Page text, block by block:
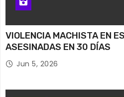
VIOLENCIA MACHISTA EN
ASESINADAS EN 30 DÍAS
Jun 5, 2026